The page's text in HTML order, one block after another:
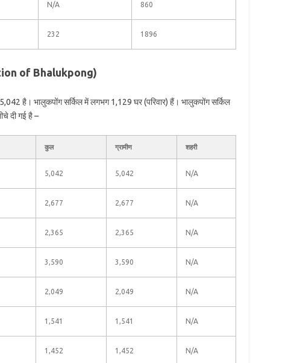
N/A 860
232 1896
of Bhalukpong)
है। भालुकपोंग सर्किल में लगभग 1,129 घर (परिवार) हैं। भालुकपोंग सर्किल
दी गई है –
कुल ग्रामीण शहरी
5,042 5,042 N/A
2,677 2,677 N/A
2,365 2,365 N/A
3,590 3,590 N/A
2,049 2,049 N/A
1,541 1,541 N/A
1,452 1,452 N/A